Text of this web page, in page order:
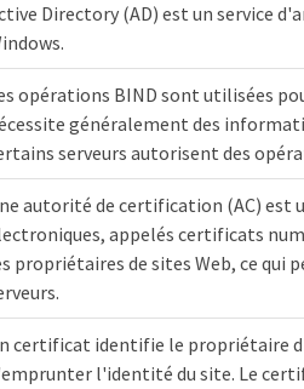
Directory (AD) est un service
opérations BIND sont utilisées
généralement des
serveurs autorisent des
autorité de certification (AC) est
appelés certificats
propriétaires de sites Web, ce qui
certificat identifie le propriétaire
l'identité du site. Le